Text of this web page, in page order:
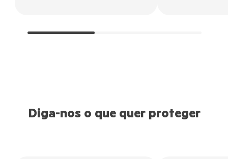
Diga-nos o que quer proteger